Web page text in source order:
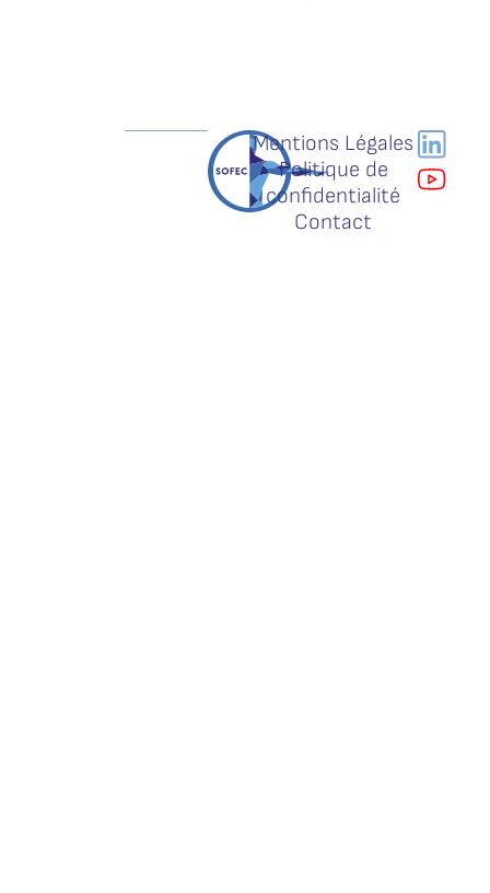
Mentions Légales
Politique de
confidentialité
Contact